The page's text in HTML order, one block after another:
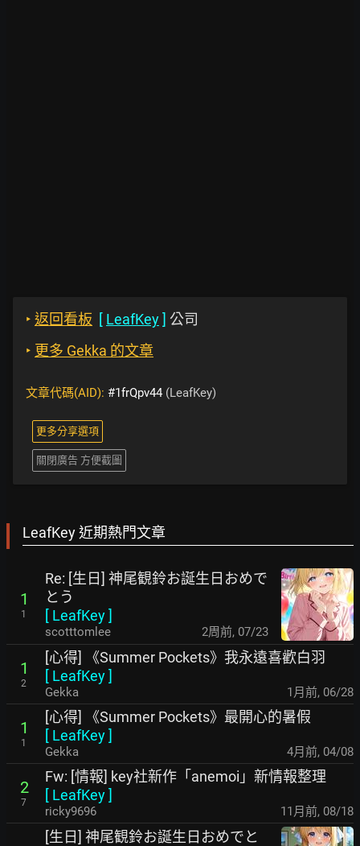
‣ 返回看板 [ LeafKey] 公司
‣ 更多 Gekka 的文章
文章代碼(AID): #1frQpv44 (LeafKey)
更多分享選項
關閉廣告 方便截圖
LeafKey 近期熱門文章
1
1
Re: [生日] 神尾観鈴お誕生日おめで
とう
[ LeafKey]
scotttomlee 2周前, 07/23
1
2
[心得] 《Summer Pockets》我永遠喜歡白羽
[ LeafKey]
Gekka 1月前, 06/28
1
1
[心得] 《Summer Pockets》最開心的暑假
[ LeafKey]
Gekka 4月前, 04/08
2
7
Fw: [情報] key社新作「anemoi」新情報整理
[ LeafKey]
ricky9696 11月前, 08/18
[生日] 神尾観鈴お誕生日おめでと